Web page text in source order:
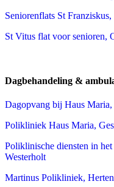
Seniorenflats St
St Vitus flat voor senioren,
Dagbehandeling &
Dagopvang bij Haus Maria,
Polikliniek Haus Maria,
Poliklinische diensten in
Westerholt
Martinus Polikliniek,